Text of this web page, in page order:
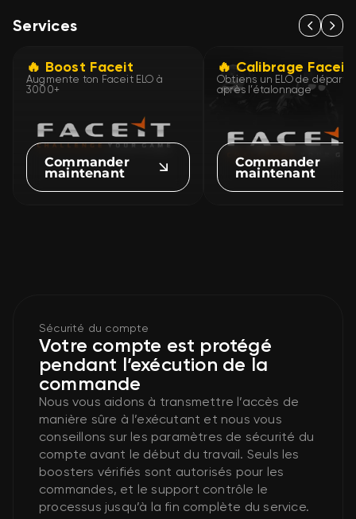
Services
🔥 Boost Faceit
Augmente ton Faceit ELO à
3000+
Commander
maintenant
🔥 Calibrage Faceit
Obtiens un ELO de départ
après l’étalonnage
Commander
maintenant
Sécurité du compte
Votre compte est protégé
pendant l’exécution de la
commande
Nous vous aidons à transmettre l’accès de
manière sûre à l’exécutant et nous vous
conseillons sur les paramètres de sécurité du
compte avant le début du travail. Seuls les
boosters vérifiés sont autorisés pour les
commandes, et le support contrôle le
processus jusqu’à la fin complète du service.